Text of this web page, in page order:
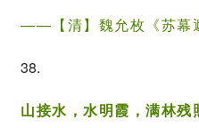
——【清】魏允枚《苏幕
38.
山接水，水明霞，满林残